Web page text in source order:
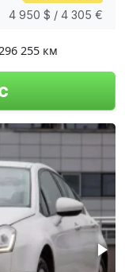
4 950 $ / 4 305 €
255 км